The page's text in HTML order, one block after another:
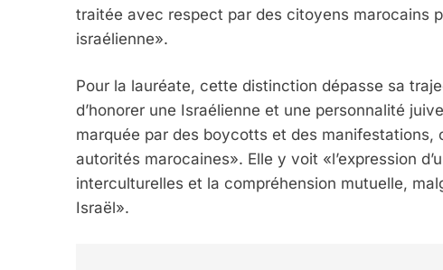
traitée avec respect par des citoyens marocains
israélienne».
Pour la lauréate, cette distinction dépasse sa
d’honorer une Israélienne et une personnalité
marquée par des boycotts et des
autorités marocaines». Elle y voit «l’expression
interculturelles et la compréhension mutuelle,
Israël».
CE QUI NOUS MANQUE –
JUDAISME